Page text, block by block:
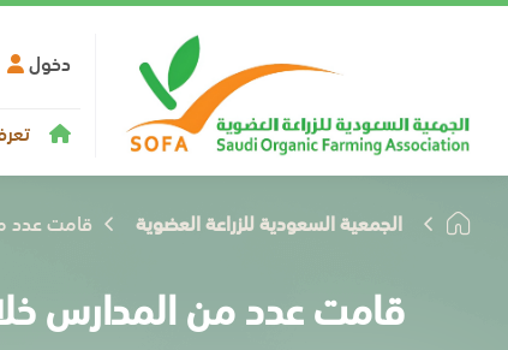
دخول
الجمعية السعودية للزراعة العضوية قامت عدد
قامت عدد من المدارس